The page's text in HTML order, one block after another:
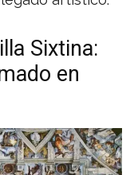
Sixtina:
en